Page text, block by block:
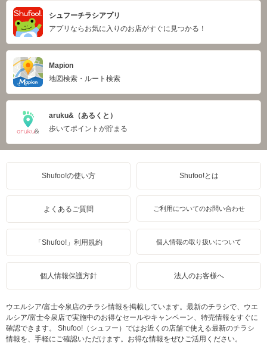
シュフーチラシアプリ
アプリならお気に入りのお店がすぐに見つかる！
Mapion
地図検索・ルート検索
aruku&（あるくと）
歩いてポイントが貯まる
Shufoo!の使い方 Shufoo!とは
よくあるご質問 ご利用についてのお問い合わせ
「Shufoo!」利用規約 個人情報の取り扱いについて
個人情報保護方針 法人のお客様へ
ウエルシア/富士今泉店のチラシ情報を掲載しています。最新のチラシで、ウエ
ルシア/富士今泉店で実施中のお得なセールやキャンペーン、特売情報をすぐに
確認できます。 Shufoo!（シュフー）ではお近くの店舗で使える最新のチラシ
情報を、手軽にご確認いただけます。お得な情報をぜひご活用ください。